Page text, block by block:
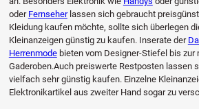
oder Fernseherlassen sich gebraucht
Kleidung kaufen möchte, sollte sich überlegen
Kleinanzeigen günstig zu kaufen. Inserate der
Herrenmodebieten vom Designer-Stiefel bis zur
Gaderoben.Auch preiswerte Restposten lassen
vielfach sehr günstig kaufen. Einzelne
Elektronikartikel aus zweiter Hand sogar zu